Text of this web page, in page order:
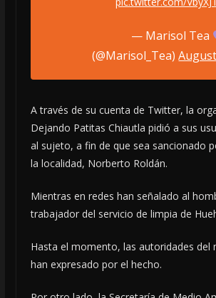
— Marisol Tea
(@Marisol_Tea)
A través de su cuenta de Twitter, la
Dejando Patitas Chiautla pidió a sus
al sujeto, a fin de que sea sancionado
la localidad, Norberto Roldán.
Mientras en redes han señalado al
trabajador del servicio de limpia de
Hasta el momento, las autoridades del
han expresado por el hecho.